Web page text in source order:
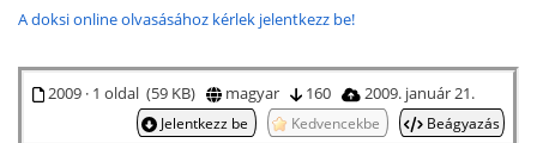
A doksi online olvasásához kérlek jelentkezz be!
2009 · 1 oldal (59 KB) magyar 160 2009. január 21.
Jelentkezz be Kedvencekbe Beágyazás